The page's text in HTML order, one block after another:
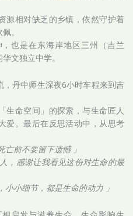
源相对缺乏的乡镇，依然守护着
。
也是在东海岸地区三州（吉兰
文独立中学。
丹中师生深夜6小时车程来到吉
生命空间」的探索，与生命匠人
爱。最后在反思活动中，从思考
亡前不要留下遗憾 」
，感谢让我看见这份对生命的最
小小细节，都是生命的动力 」